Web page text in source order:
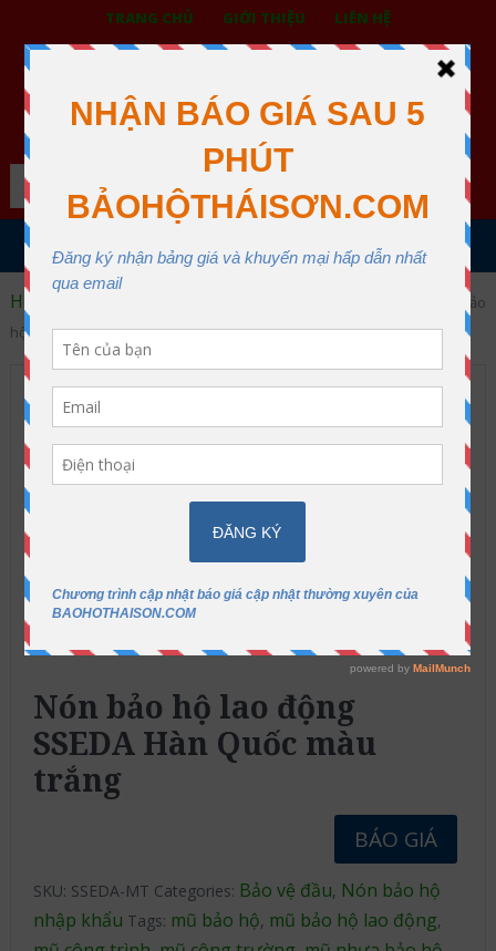
TRANG CHỦ GIỚI THIỆU LIÊN HỆ
BẢO HỘ LAO ĐỘNG THÁI SƠN
XƯỞNG MAY THÁI SƠN QUẬN 12
Search
MENU
Home
Nón bảo
hộ lao động SSEDA Hàn Quốc màu trắng
Nón bảo hộ lao động
SSEDA Hàn Quốc màu
trắng
BÁO GIÁ
SKU: SSEDA-MT Categories: Bảo vệ đầu, Nón bảo hộ
nhập khẩu Tags: mũ bảo hộ, mũ bảo hộ lao động,